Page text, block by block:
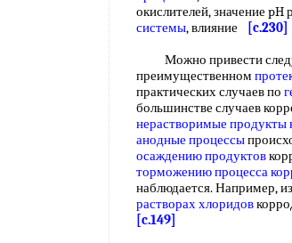
окислителей, значение
системы, влияние
[c.230]
Можно привести
преимущественном
практических случаев по
большинстве случаев
нерастворимые продукты
анодные процессы
осаждению продуктов
торможению процесса
наблюдается. Например,
растворах хлоридов
[c.149]